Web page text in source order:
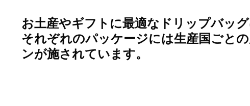
お土産やギフトに最適なドリップバッ
それぞれのパッケージには生産国ごと
ンが施されています。